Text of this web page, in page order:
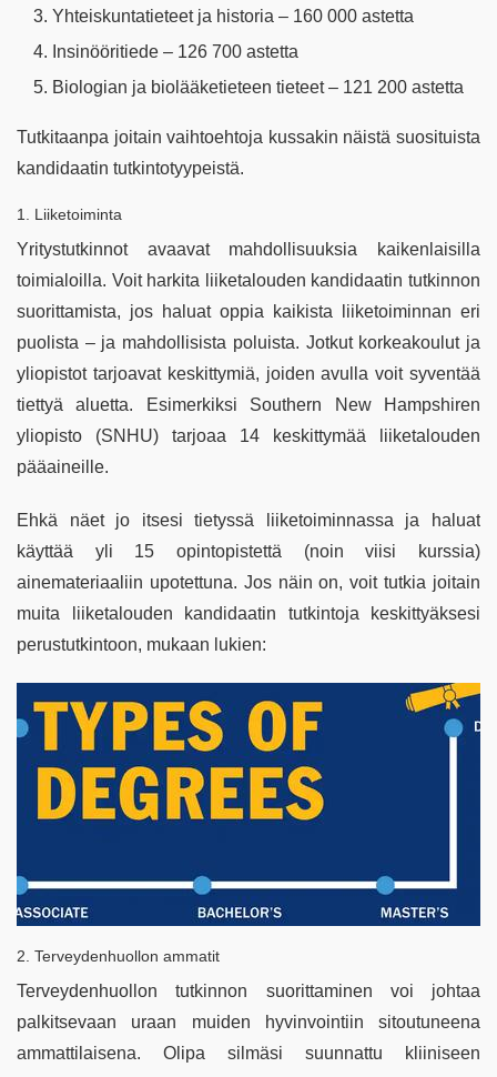
Yhteiskuntatieteet ja historia – 160 000 astetta
Insinööritiede – 126 700 astetta
Biologian ja biolääketieteen tieteet – 121 200 astetta
Tutkitaanpa joitain vaihtoehtoja kussakin näistä suosituista
kandidaatin tutkintotyypeistä.
1. Liiketoiminta
Yritystutkinnot avaavat mahdollisuuksia kaikenlaisilla
toimialoilla. Voit harkita liiketalouden kandidaatin tutkinnon
suorittamista, jos haluat oppia kaikista liiketoiminnan eri
puolista – ja mahdollisista poluista. Jotkut korkeakoulut ja
yliopistot tarjoavat keskittymiä, joiden avulla voit syventää
tiettyä aluetta. Esimerkiksi Southern New Hampshiren
yliopisto (SNHU) tarjoaa 14 keskittymää liiketalouden
pääaineille.
Ehkä näet jo itsesi tietyssä liiketoiminnassa ja haluat
käyttää yli 15 opintopistettä (noin viisi kurssia)
ainemateriaaliin upotettuna. Jos näin on, voit tutkia joitain
muita liiketalouden kandidaatin tutkintoja keskittyäksesi
perustutkintoon, mukaan lukien:
2. Terveydenhuollon ammatit
Terveydenhuollon tutkinnon suorittaminen voi johtaa
palkitsevaan uraan muiden hyvinvointiin sitoutuneena
ammattilaisena. Olipa silmäsi suunnattu kliiniseen